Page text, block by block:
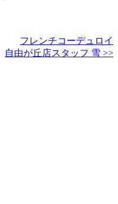
フレンチコーデュロイ
自由が丘店スタッフ 雪 >>